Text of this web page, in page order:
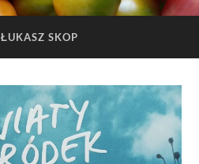
ŁUKASZ SKOP